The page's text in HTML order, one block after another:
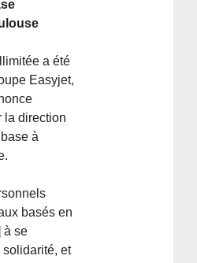
a été
Easyjet,
la direction
à
basés en
à se
et